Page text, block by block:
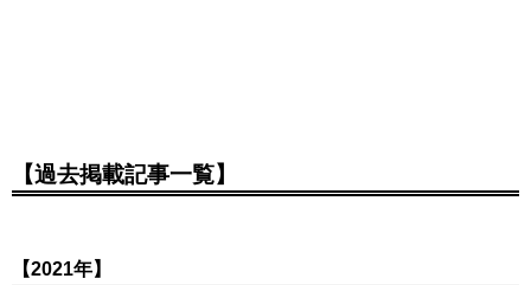
【過去掲載記事一覧】
【2021年】